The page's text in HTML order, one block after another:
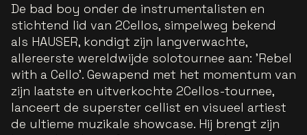
De bad boy onder de instrumentalisten en
stichtend lid van 2Cellos, simpelweg bekend
als HAUSER, kondigt zijn langverwachte,
allereerste wereldwijde solotournee aan: 'Rebel
with a Cello'. Gewapend met het momentum van
zijn laatste en uitverkochte 2Cellos-tournee,
lanceert de superster cellist en visueel artiest
de ultieme muzikale showcase. Hij brengt zijn